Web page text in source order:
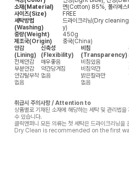
소재(Material)
면(Cotton) 85%, 폴리에
사이즈(Size)
FREE
세탁방법
(Washing)
드라이크리닝(Dry
y)
중량(Weight)
450g
제조국(Origin)
중국(China)
안감
(Lining)
신축성
(Flexibility)
비침
(Transparency)
전체안감
매우좋음 비침있음
부분안감
약간당겨짐 비침약간
안감탈부착 없음 밝은칼라만
없음
없음
취급시 주의사항 / Attention to
상품별로 기재된 소재에 해당하는 세탁 및 관리법
수 있습니다.
클릭앤퍼니 모든 의류는 첫 세탁은 드라이크리닝을
Dry Clean is recommended on the first